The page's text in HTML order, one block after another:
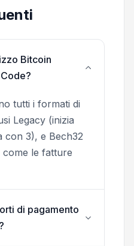
Bitcoin
tutti i formati di
Legacy (inizia
con 3), e Bech32
come le fatture
di pagamento